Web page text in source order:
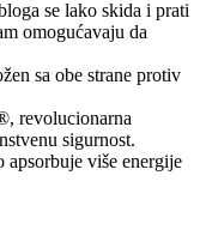
se lako skida i prati
omogućavaju da
sa obe strane protiv
revolucionarna
sigurnost.
apsorbuje više energije